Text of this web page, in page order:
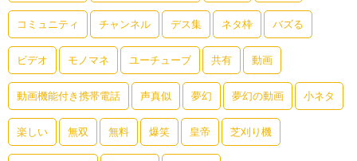
コミュニティ チャンネル デス集 ネタ枠 バズる
ビデオ モノマネ ユーチューブ 共有 動画
動画機能付き携帯電話 声真似 夢幻 夢幻の動画 小ネタ
楽しい 無双 無料 爆笑 皇帝 芝刈り機